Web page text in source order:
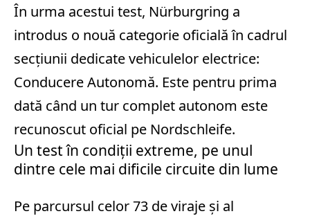
În urma acestui test, Nürburgring a
introdus o nouă categorie oficială în cadrul
secțiunii dedicate vehiculelor electrice:
Conducere Autonomă. Este pentru prima
dată când un tur complet autonom este
recunoscut oficial pe Nordschleife.
Un test în condiții extreme, pe unul
dintre cele mai dificile circuite din lume
Pe parcursul celor 73 de viraje și al